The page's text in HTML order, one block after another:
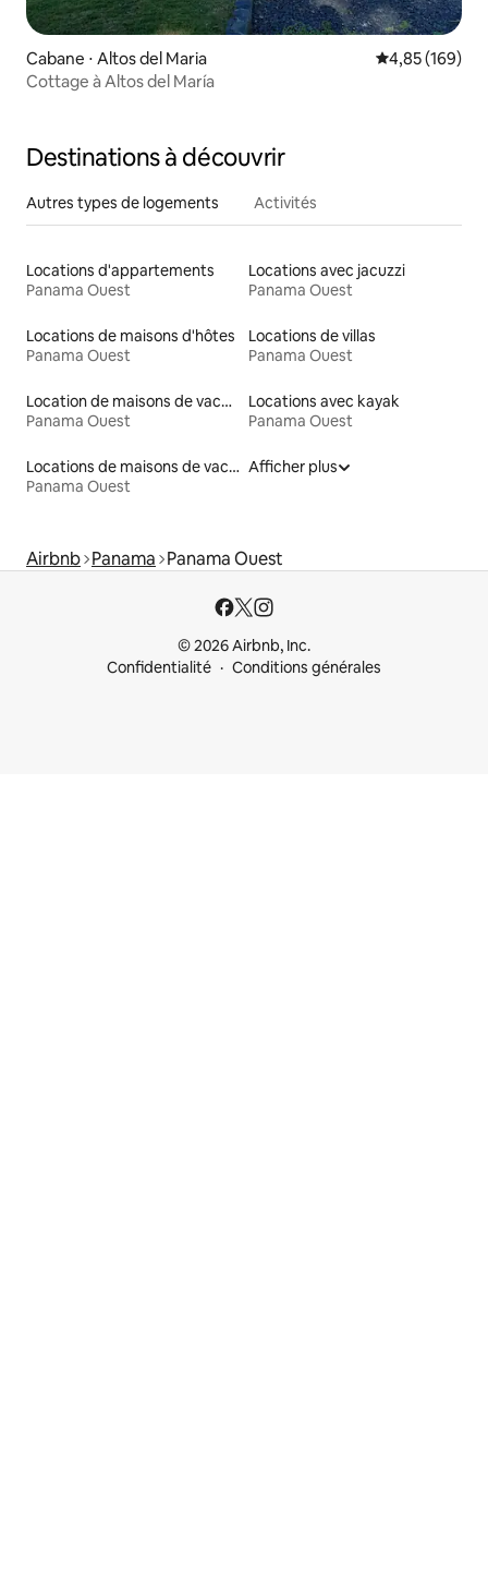
Cabane ⋅ Altos del Maria Évaluation
4,85 (169)
Cottage à Altos del María
Destinations à découvrir
Autres types de logements Activités
Locations d'appartements
Panama Ouest
Locations avec jacuzzi
Panama Ouest
Locations de maisons d'hôtes
Panama Ouest
Locations de villas
Panama Ouest
Location de maisons de vacances
Panama Ouest
Locations avec kayak
Panama Ouest
Locations de maisons de vacances
Panama Ouest
Afficher plus
Airbnb Panama Panama Ouest
© 2026 Airbnb, Inc.
Confidentialité
Conditions générales